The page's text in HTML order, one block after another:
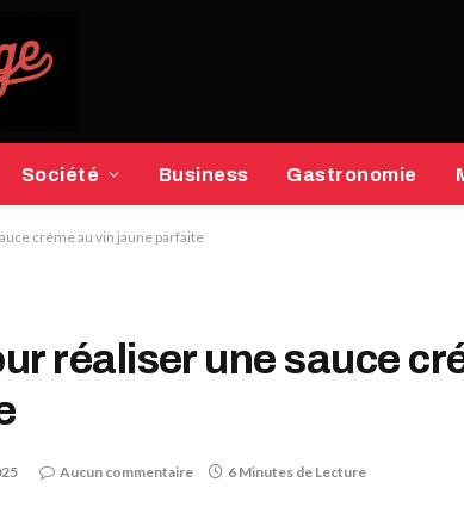
Société Business Gastronomie
créme au vin jaune parfaite
réaliser une sauce
Aucun commentaire 6 Minutes de Lecture